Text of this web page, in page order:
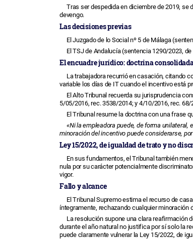
Tras ser despedida en diciembre de 2019, se
devengo.
Las decisiones previas
El Juzgado de lo Social nº 5 de Málaga
El TSJ de Andalucía (sentencia 1290/2023,
El encuadre jurídico: doctrina
La trabajadora recurrió en casación, citando
variable los días de IT cuando el incentivo está
El Alto Tribunal recuerda su jurisprudencia
5/05/2016, rec. 3538/2014; y 4/10/2016, rec.
El Tribunal resume la doctrina con una frase
«Ni la empleadora puede, de forma
minoración del incentivo puede considerarse,
Ley 15/2022, de igualdad de trato y no
En sus fundamentos, el Tribunal también
nula por su carácter potencialmente
vigor.
Fallo y alcance
El Tribunal Supremo estima el recurso de
íntegramente, rechazando cualquier minoración
La resolución supone una clara reafirmación
durante el año natural no justifica por sí solo la
puede claramente vulnerar la Ley 15/2022, de